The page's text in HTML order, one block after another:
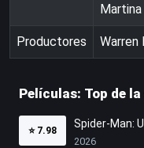
Productores Warren
Películas: Top de la
⭐ 7.98
Spider-Man:
2026